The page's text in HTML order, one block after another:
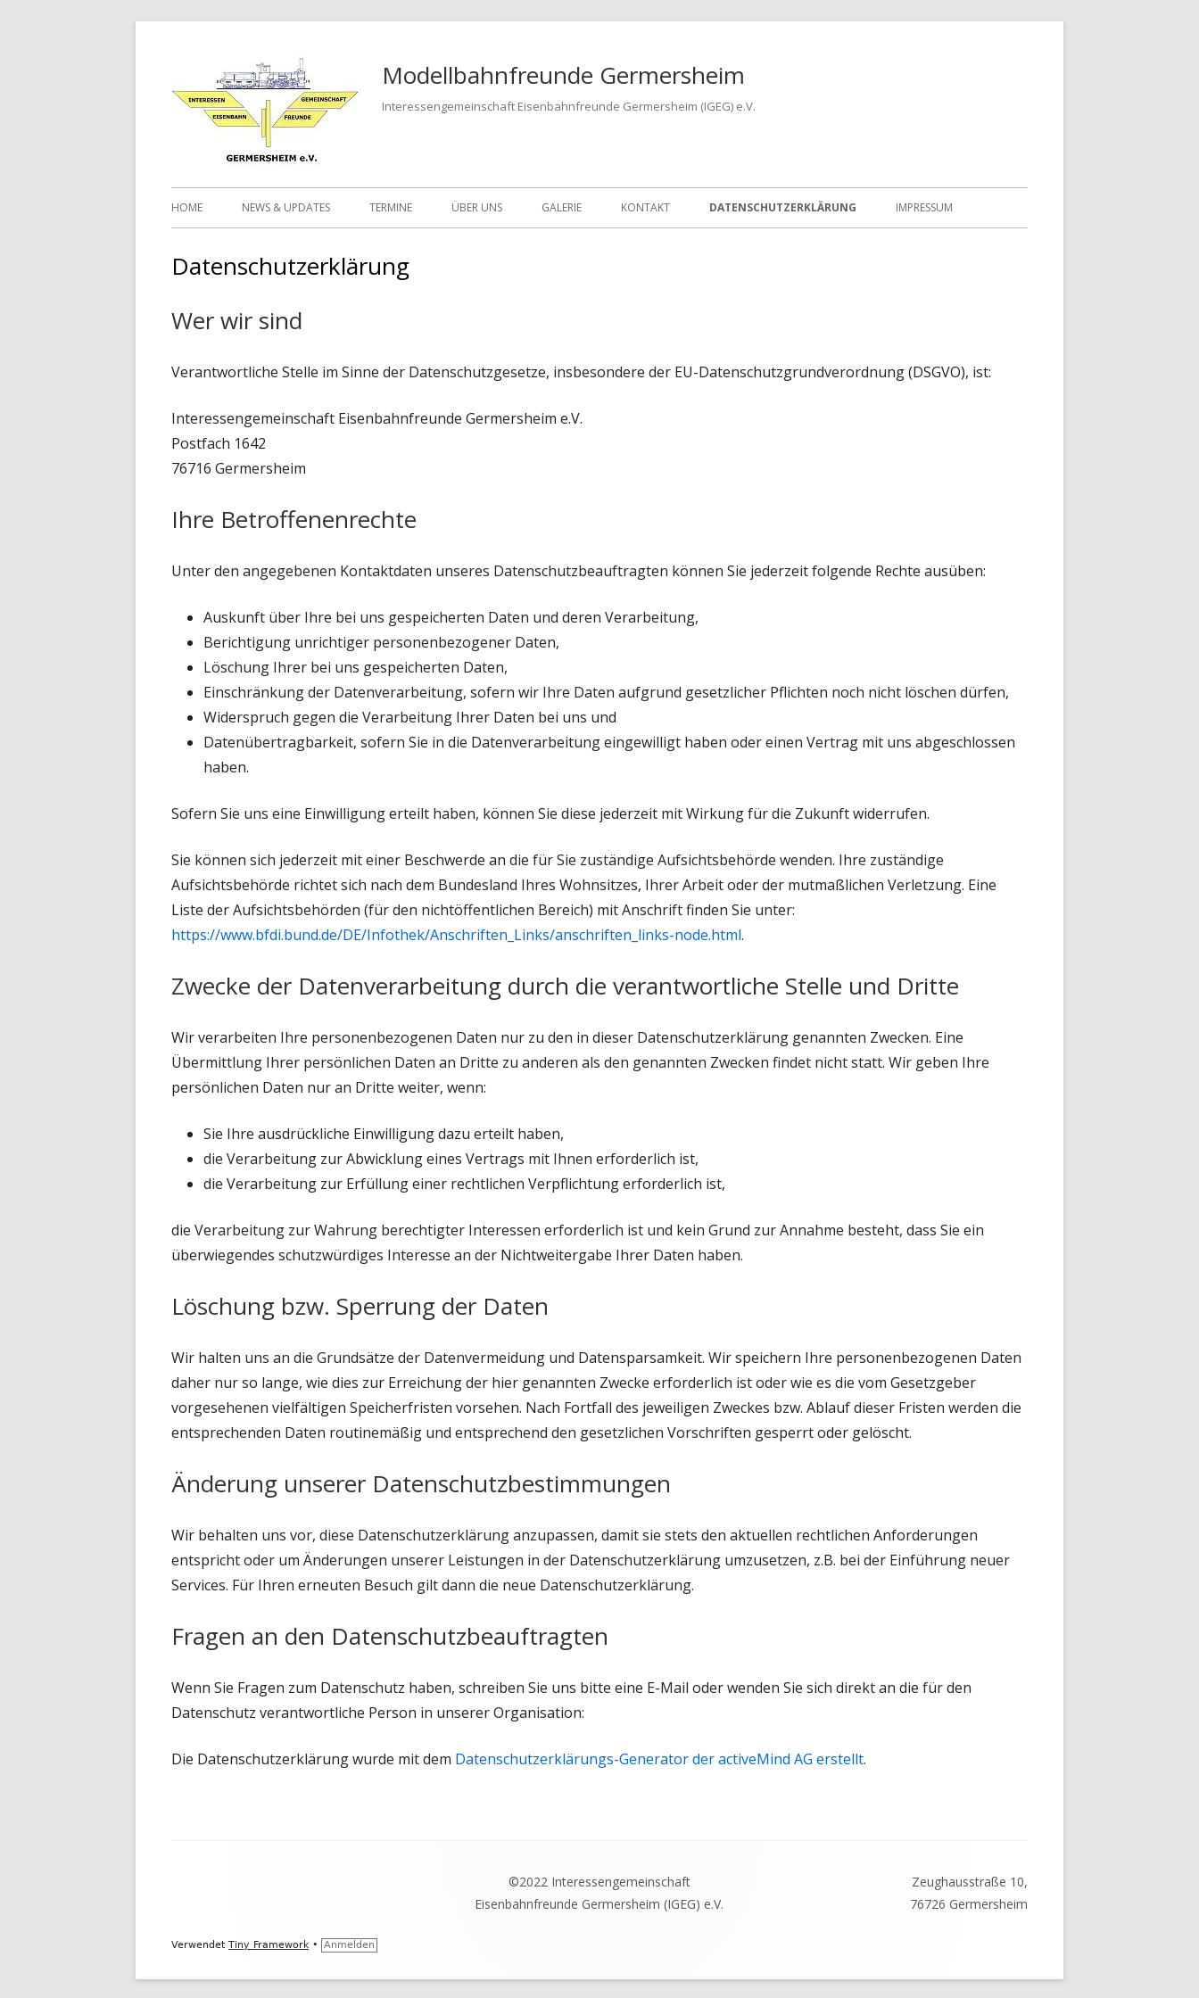
Modellbahnfreunde Germersheim
Interessengemeinschaft Eisenbahnfreunde Germersheim (IGEG) e.V.
Primäres
HOME NEWS & UPDATES TERMINE ÜBER UNS GALERIE KONTAKT DATENSCHUTZERKLÄRUNG IMPRESSUM
Datenschutzerklärung
Wer wir sind
Verantwortliche Stelle im Sinne der Datenschutzgesetze, insbesondere der EU-Datenschutzgrundverordnung (DSGVO), ist:
Interessengemeinschaft Eisenbahnfreunde Germersheim e.V.
Postfach 1642
76716 Germersheim
Ihre Betroffenenrechte
Unter den angegebenen Kontaktdaten unseres Datenschutzbeauftragten können Sie jederzeit folgende Rechte ausüben:
Auskunft über Ihre bei uns gespeicherten Daten und deren Verarbeitung,
Berichtigung unrichtiger personenbezogener Daten,
Löschung Ihrer bei uns gespeicherten Daten,
Einschränkung der Datenverarbeitung, sofern wir Ihre Daten aufgrund gesetzlicher Pflichten noch nicht löschen dürfen,
Widerspruch gegen die Verarbeitung Ihrer Daten bei uns und
Datenübertragbarkeit, sofern Sie in die Datenverarbeitung eingewilligt haben oder einen Vertrag mit uns abgeschlossen
haben.
Sofern Sie uns eine Einwilligung erteilt haben, können Sie diese jederzeit mit Wirkung für die Zukunft widerrufen.
Sie können sich jederzeit mit einer Beschwerde an die für Sie zuständige Aufsichtsbehörde wenden. Ihre zuständige
Aufsichtsbehörde richtet sich nach dem Bundesland Ihres Wohnsitzes, Ihrer Arbeit oder der mutmaßlichen Verletzung. Eine
Liste der Aufsichtsbehörden (für den nichtöffentlichen Bereich) mit Anschrift finden Sie unter:
https://www.bfdi.bund.de/DE/Infothek/Anschriften_Links/anschriften_links-node.html.
Zwecke der Datenverarbeitung durch die verantwortliche Stelle und Dritte
Wir verarbeiten Ihre personenbezogenen Daten nur zu den in dieser Datenschutzerklärung genannten Zwecken. Eine
Übermittlung Ihrer persönlichen Daten an Dritte zu anderen als den genannten Zwecken findet nicht statt. Wir geben Ihre
persönlichen Daten nur an Dritte weiter, wenn:
Sie Ihre ausdrückliche Einwilligung dazu erteilt haben,
die Verarbeitung zur Abwicklung eines Vertrags mit Ihnen erforderlich ist,
die Verarbeitung zur Erfüllung einer rechtlichen Verpflichtung erforderlich ist,
die Verarbeitung zur Wahrung berechtigter Interessen erforderlich ist und kein Grund zur Annahme besteht, dass Sie ein
überwiegendes schutzwürdiges Interesse an der Nichtweitergabe Ihrer Daten haben.
Löschung bzw. Sperrung der Daten
Wir halten uns an die Grundsätze der Datenvermeidung und Datensparsamkeit. Wir speichern Ihre personenbezogenen Daten
daher nur so lange, wie dies zur Erreichung der hier genannten Zwecke erforderlich ist oder wie es die vom Gesetzgeber
vorgesehenen vielfältigen Speicherfristen vorsehen. Nach Fortfall des jeweiligen Zweckes bzw. Ablauf dieser Fristen werden die
entsprechenden Daten routinemäßig und entsprechend den gesetzlichen Vorschriften gesperrt oder gelöscht.
Änderung unserer Datenschutzbestimmungen
Wir behalten uns vor, diese Datenschutzerklärung anzupassen, damit sie stets den aktuellen rechtlichen Anforderungen
entspricht oder um Änderungen unserer Leistungen in der Datenschutzerklärung umzusetzen, z.B. bei der Einführung neuer
Services. Für Ihren erneuten Besuch gilt dann die neue Datenschutzerklärung.
Fragen an den Datenschutzbeauftragten
Wenn Sie Fragen zum Datenschutz haben, schreiben Sie uns bitte eine E-Mail oder wenden Sie sich direkt an die für den
Datenschutz verantwortliche Person in unserer Organisation:
Die Datenschutzerklärung wurde mit dem Datenschutzerklärungs-Generator der activeMind AG erstellt.
©2022 Interessengemeinschaft
Eisenbahnfreunde Germersheim (IGEG) e.V.
Zeughausstraße 10,
76726 Germersheim
Verwendet Tiny Framework • Anmelden